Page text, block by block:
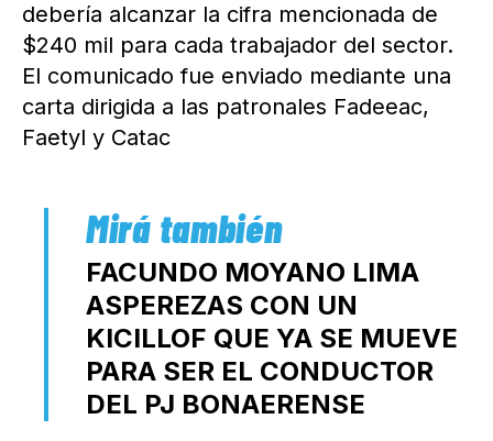
debería alcanzar la cifra mencionada de
$240 mil para cada trabajador del sector.
El comunicado fue enviado mediante una
carta dirigida a las patronales Fadeeac,
Faetyl y Catac
FACUNDO MOYANO LIMA
ASPEREZAS CON UN
KICILLOF QUE YA SE MUEVE
PARA SER EL CONDUCTOR
DEL PJ BONAERENSE